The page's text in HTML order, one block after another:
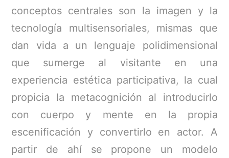
conceptos centrales son la imagen y la
tecnología multisensoriales, mismas que
dan vida a un lenguaje polidimensional
que sumerge al visitante en una
experiencia estética participativa, la cual
propicia la metacognición al introducirlo
con cuerpo y mente en la propia
escenificación y convertirlo en actor. A
partir de ahí se propone un modelo